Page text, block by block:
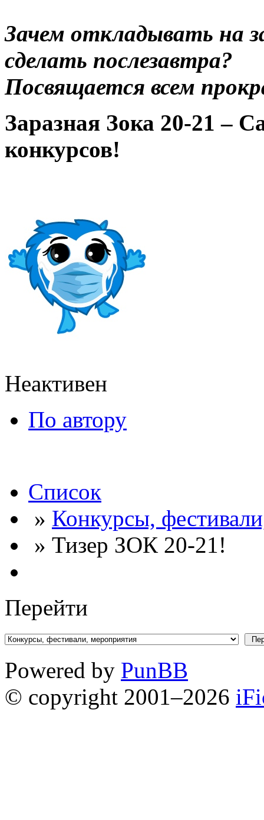
Зачем откладывать на
сделать послезавтра?
Посвящается всем
Заразная Зока 20-21 –
конкурсов!
Неактивен
По автору
Список
» Конкурсы,
» Тизер ЗОК 20-21!
Перейти
Powered by PunBB
© copyright 2001–2026